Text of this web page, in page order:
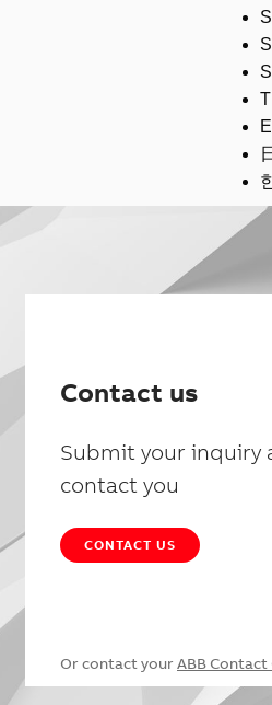
Contact us
Submit your inquiry
contact you
CONTACT US
Or contact your ABB Contact